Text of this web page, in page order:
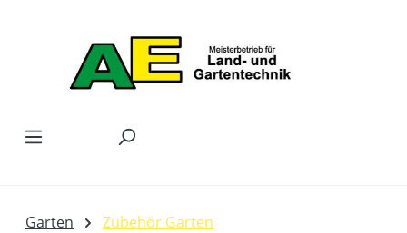
Garten Zubehör Garten